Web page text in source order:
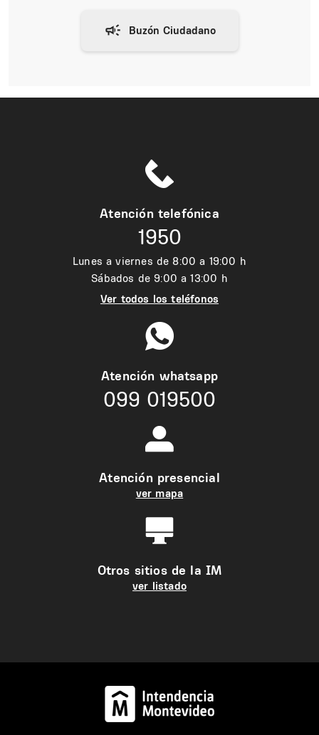
Atención telefónica
1950
Lunes a viernes de 8:00 a 19:00 h
Sábados de 9:00 a 13:00 h
Ver todos los teléfonos
Atención whatsapp
099 019500
Atención presencial
ver mapa
Otros sitios de la IM
ver listado